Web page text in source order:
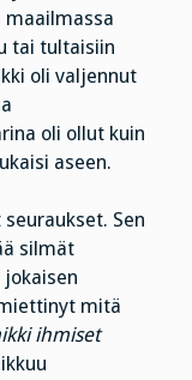
maailmassa
tai tultaisiin
oli valjennut
oli ollut kuin
aseen.
Sen
silmät
mitä
ihmiset